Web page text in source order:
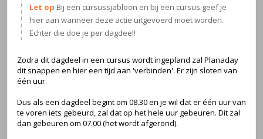
Let op Bij een cursussjabloon en bij een cursus geef je
hier aan wanneer deze actie uitgevoerd moet worden.
Echter die doe je per dagdeel!
Zodra dit dagdeel in een cursus wordt ingepland zal Planaday
dit snappen en hier een tijd aan 'verbinden'. Er zijn sloten van
één uur.
Dus als een dagdeel begint om 08.30 en je wil dat er één uur van
te voren iets gebeurd, zal dat op het hele uur gebeuren. Dit zal
dan gebeuren om 07.00 (het wordt afgerond).